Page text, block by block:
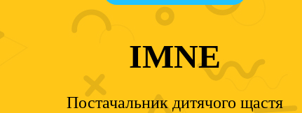
IMNE
Постачальник дитячого щастя